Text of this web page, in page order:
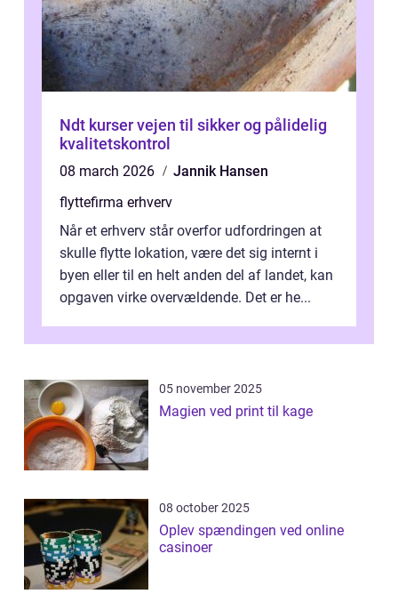
Ndt kurser vejen til sikker og pålidelig
kvalitetskontrol
08 march 2026
Jannik Hansen
flyttefirma erhverv
Når et erhverv står overfor udfordringen at
skulle flytte lokation, være det sig internt i
byen eller til en helt anden del af landet, kan
opgaven virke overvældende. Det er he...
05 november 2025
Magien ved print til kage
08 october 2025
Oplev spændingen ved online
casinoer